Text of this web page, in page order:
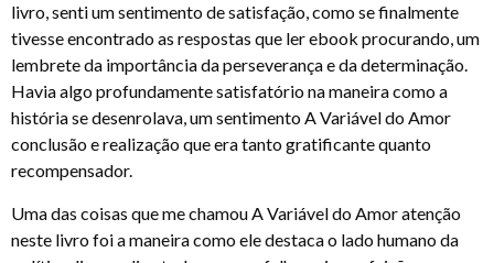
livro, senti um sentimento de satisfação, como se finalmente
tivesse encontrado as respostas que ler ebook procurando, um
lembrete da importância da perseverança e da determinação.
Havia algo profundamente satisfatório na maneira como a
história se desenrolava, um sentimento A Variável do Amor
conclusão e realização que era tanto gratificante quanto
recompensador.
Uma das coisas que me chamou A Variável do Amor atenção
neste livro foi a maneira como ele destaca o lado humano da